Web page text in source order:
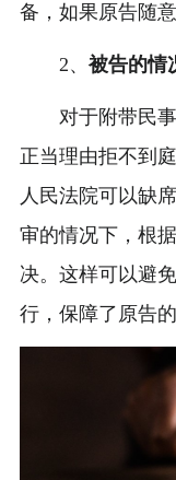
备，如果原告随
2、 被告的情
对于附带民
正当理由拒不到
人民法院可以缺
审的情况下，根
决。这样可以避
行，保障了原告的